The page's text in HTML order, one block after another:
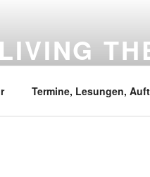
LIVING
Termine, Lesungen,